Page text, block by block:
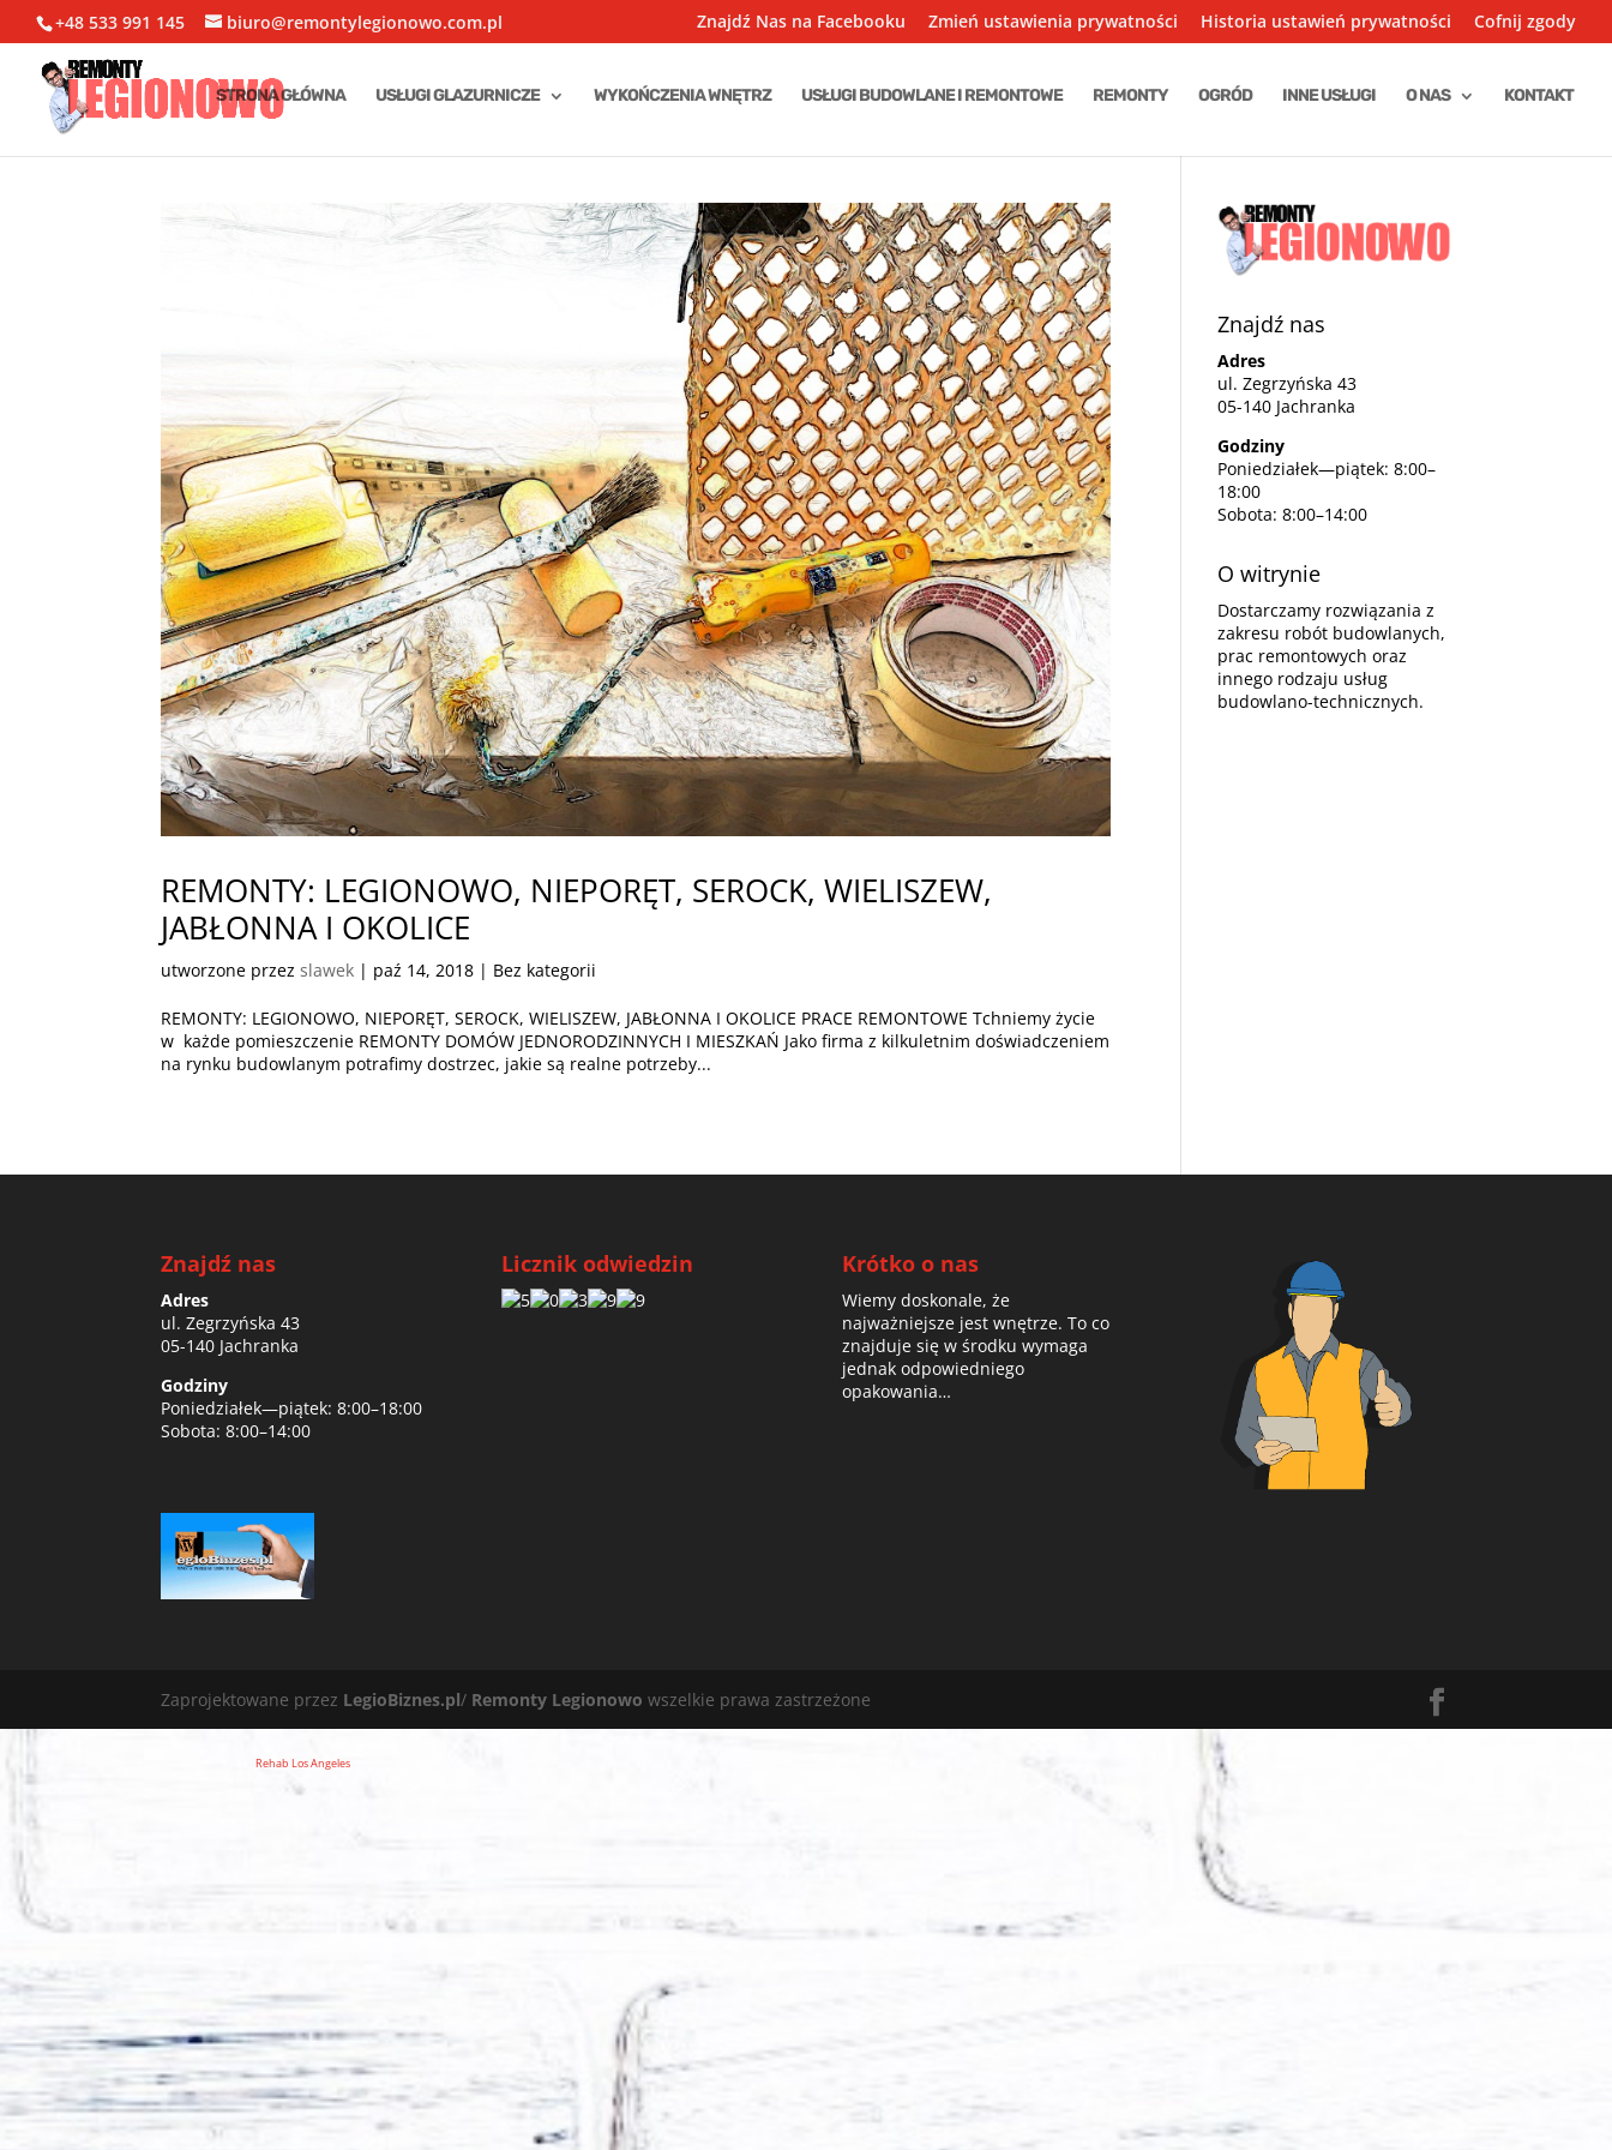
+48 533 991 145 biuro@remontylegionowo.com.pl Znajdź Nas na Facebooku Zmień ustawienia prywatności Historia ustawień prywatności Cofnij zgody
STRONA GŁÓWNA USŁUGI GLAZURNICZE WYKOŃCZENIA WNĘTRZ USŁUGI BUDOWLANE I REMONTOWE REMONTY OGRÓD INNE USŁUGI O NAS KONTAKT
REMONTY: LEGIONOWO, NIEPORĘT, SEROCK, WIELISZEW,
JABŁONNA I OKOLICE
utworzone przezslawek | paź 14, 2018 | Bez kategorii
REMONTY: LEGIONOWO, NIEPORĘT, SEROCK, WIELISZEW, JABŁONNA I OKOLICE PRACE REMONTOWE Tchniemy życie
w każde pomieszczenie REMONTY DOMÓW JEDNORODZINNYCH I MIESZKAŃ Jako firma z kilkuletnim doświadczeniem
na rynku budowlanym potrafimy dostrzec, jakie są realne potrzeby...
Znajdź nas
Adres
ul. Zegrzyńska 43
05-140 Jachranka
Godziny
Poniedziałek—piątek: 8:00–
18:00
Sobota: 8:00–14:00
O witrynie
Dostarczamy rozwiązania z
zakresu robót budowlanych,
prac remontowych oraz
innego rodzaju usług
budowlano-technicznych.
Znajdź nas
Adres
ul. Zegrzyńska 43
05-140 Jachranka
Godziny
Poniedziałek—piątek: 8:00–18:00
Sobota: 8:00–14:00
Licznik odwiedzin Krótko o nas
Wiemy doskonale, że
najważniejsze jest wnętrze. To co
znajduje się w środku wymaga
jednak odpowiedniego
opakowania…
Zaprojektowane przez LegioBiznes.pl/ Remonty Legionowo wszelkie prawa zastrzeżone
Rehab Los Angeles